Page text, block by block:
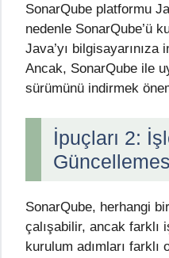
SonarQube platformu
nedenle SonarQube’ü
Java’yı
Ancak, SonarQube ile
sürümünü indirmek
İpuçları 2:
SonarQube, herhangi
çalışabilir, ancak
kurulum adımları farklı